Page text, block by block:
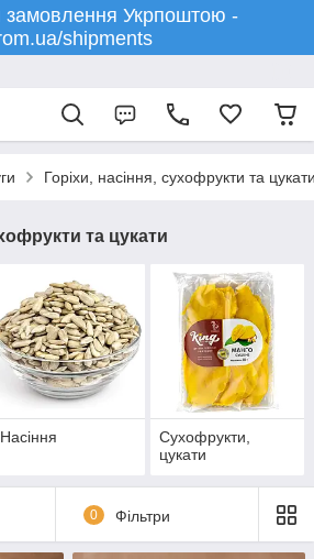
замовлення Укрпоштою -
shipments
Горіхи, насіння, сухофрукти та
та цукати
Насіння
Сухофрукти,
цукати
0 Фільтри